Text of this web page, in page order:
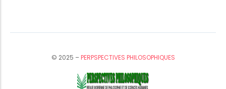
© 2025 –PERPSPECTIVES PHILOSOPHIQUES